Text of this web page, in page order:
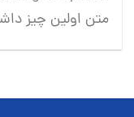
متن اولین چیز